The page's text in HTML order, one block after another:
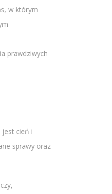
w którym
prawdziwych
jest cień i
sprawy oraz